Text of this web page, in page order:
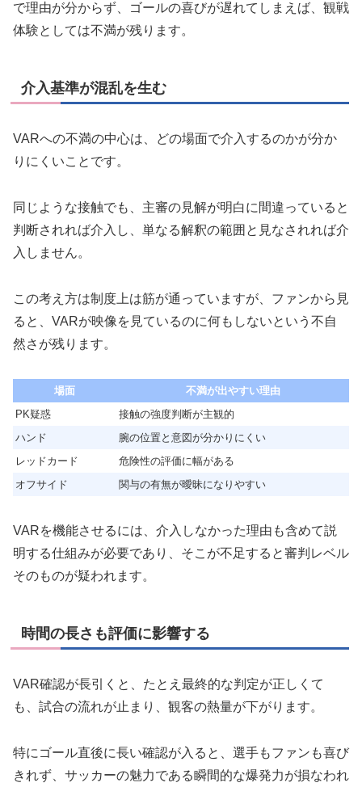
で理由が分からず、ゴールの喜びが遅れてしまえば、観戦
体験としては不満が残ります。
介入基準が混乱を生む
VARへの不満の中心は、どの場面で介入するのかが分か
りにくいことです。
同じような接触でも、主審の見解が明白に間違っていると
判断されれば介入し、単なる解釈の範囲と見なされれば介
入しません。
この考え方は制度上は筋が通っていますが、ファンから見
ると、VARが映像を見ているのに何もしないという不自
然さが残ります。
場面
不満が出やすい理由
PK疑惑
接触の強度判断が主観的
ハンド
腕の位置と意図が分かりにくい
レッドカード
危険性の評価に幅がある
オフサイド
関与の有無が曖昧になりやすい
VARを機能させるには、介入しなかった理由も含めて説
明する仕組みが必要であり、そこが不足すると審判レベル
そのものが疑われます。
時間の長さも評価に影響する
VAR確認が長引くと、たとえ最終的な判定が正しくて
も、試合の流れが止まり、観客の熱量が下がります。
特にゴール直後に長い確認が入ると、選手もファンも喜び
きれず、サッカーの魅力である瞬間的な爆発力が損なわれ